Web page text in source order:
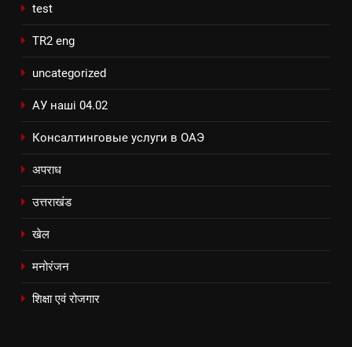
test
TR2 eng
uncategorized
АУ наші 04.02
Консалтинговые услуги в ОАЭ
अपराध
उत्तराखंड
खेल
मनोरंजन
शिक्षा एवं रोजगार